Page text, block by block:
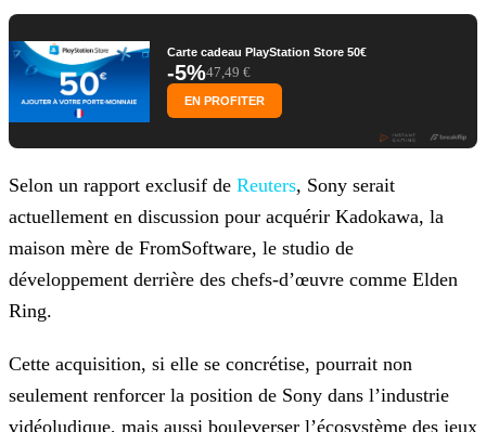
Carte cadeau PlayStation Store 50€
-5%47,49 €
EN PROFITER
Selon un rapport exclusif de Reuters, Sony serait
actuellement en discussion pour acquérir Kadokawa, la
maison mère de FromSoftware, le studio de
développement derrière des chefs-d’œuvre comme Elden
Ring.
Cette acquisition, si elle se concrétise, pourrait non
seulement renforcer la position de Sony dans l’industrie
vidéoludique, mais aussi bouleverser l’écosystème des jeux